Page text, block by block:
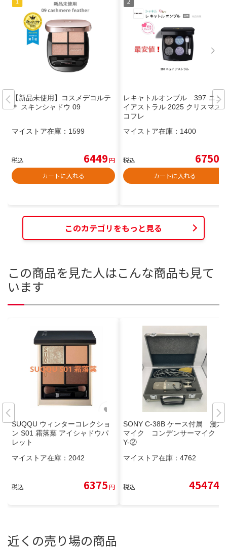
【新品未使用】コスメデコルテ
＊ スキンシャドウ 09
マイストア在庫： 1599
税込 6449円
カートに入れる
レキャトルオンブル 397 ニュ
イアストラル 2025 クリスマス
コフレ
マイストア在庫： 1400
税込 6750
カートに入れる
このカテゴリをもっと見る
この商品を見た人はこんな商品も見て
います
SUQQU ウィンターコレクショ
ン S01 霜落葉 アイシャドウパ
レット
マイストア在庫： 2042
税込 6375円
SONY C-38B ケース付属 漫才
マイク コンデンサーマイク
Y-②
マイストア在庫： 4762
税込 45474
近くの売り場の商品